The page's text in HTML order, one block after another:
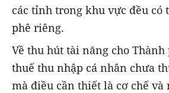
các tỉnh trong khu vực đều có
phê riêng.
Về thu hút tài năng cho
thuế thu nhập cá nhân chưa
mà điều cần thiết là cơ chế